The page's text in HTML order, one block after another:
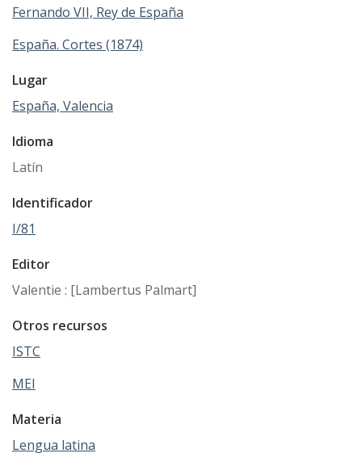
Fernando VII, Rey de España
España. Cortes (1874)
Lugar
España, Valencia
Idioma
Latín
Identificador
I/81
Editor
Valentie : [Lambertus Palmart]
Otros recursos
ISTC
MEI
Materia
Lengua latina